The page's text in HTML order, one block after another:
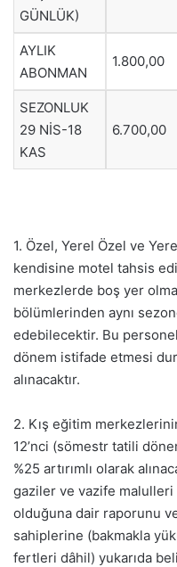
GÜNLÜK)
AYLIK
ABONMAN
1.800,00
SEZONLUK
29 NİS-18
KAS
6.700,00
1. Özel, Yerel Özel ve
kendisine motel tahsis
merkezlerde boş yer
bölümlerinden aynı
edebilecektir. Bu
dönem istifade etmesi
alınacaktır.
2. Kış eğitim
12’nci (sömestr tatili
%25 artırımlı olarak
gaziler ve vazife
olduğuna dair raporunu
sahiplerine (bakmakla
fertleri dâhil) yukarıda